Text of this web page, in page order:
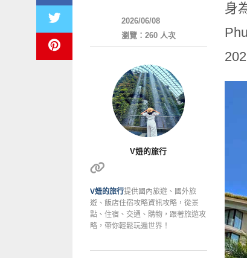
身
2026/06/08
瀏覽：260 人次
V妞的旅行
V妞的旅行提供國內旅遊、國外旅
遊、飯店住宿攻略資訊攻略，從景
點、住宿、交通、購物，跟著旅遊攻
略，帶你輕鬆玩遍世界！